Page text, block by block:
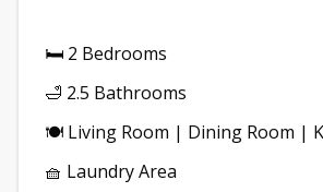
🛏 2 Bedrooms
🛁 2.5 Bathrooms
🍽 Living Room | Dining Room |
🧺 Laundry Area